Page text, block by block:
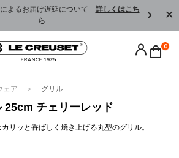
よるお届け遅延について 詳しくはこち
ら
0
ェア グリル
25cm チェリーレッド
リッと香ばしく焼き上げる丸型のグリル。